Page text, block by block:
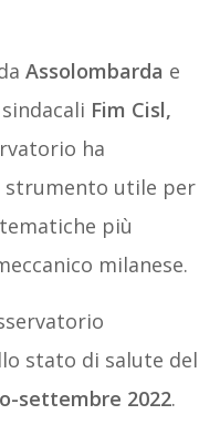
Assolombarda e
Fim Cisl,
ha
strumento utile per
più
milanese.
stato di salute del
settembre 2022.